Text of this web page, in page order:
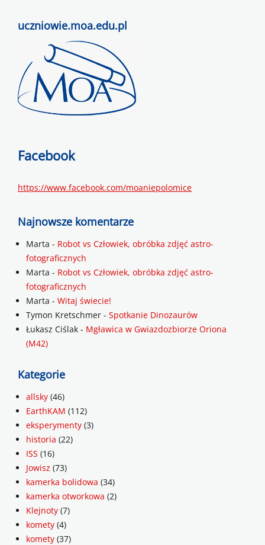
uczniowie.moa.edu.pl
Facebook
https://www.facebook.com/moaniepolomice
Najnowsze komentarze
Marta - Robot vs Człowiek, obróbka zdjęć astro-
fotograficznych
Marta - Robot vs Człowiek, obróbka zdjęć astro-
fotograficznych
Marta - Witaj świecie!
Tymon Kretschmer - Spotkanie Dinozaurów
Łukasz Ciślak - Mgławica w Gwiazdozbiorze Oriona
(M42)
Kategorie
allsky (46)
EarthKAM (112)
eksperymenty (3)
historia (22)
ISS (16)
Jowisz (73)
kamerka bolidowa (34)
kamerka otworkowa (2)
Klejnoty (7)
komety (4)
komety (37)